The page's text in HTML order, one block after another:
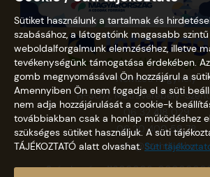
Nemzeti Kegyhely
H-3077, Mátraverebély-
06 32 418 029
06 20 400 58 78
info@szentkut.hu
Számlaszám: 11600006-
Sütiket használunk a tartalmak és
szabásához, a látogatóink magasabb szintű
weboldalforgalmunk elemzéséhez, illetve
tevékenységünk támogatása érdekében. Az
gomb megnyomásával Ön hozzájárul a
Amennyiben Ön nem fogadja el a süti
nem adja hozzájárulását a cookie-k
továbbiakban csak a honlap működéshez
szükséges sütiket használjuk. A süti
TÁJÉKOZTATÓ alatt olvashat. Süti